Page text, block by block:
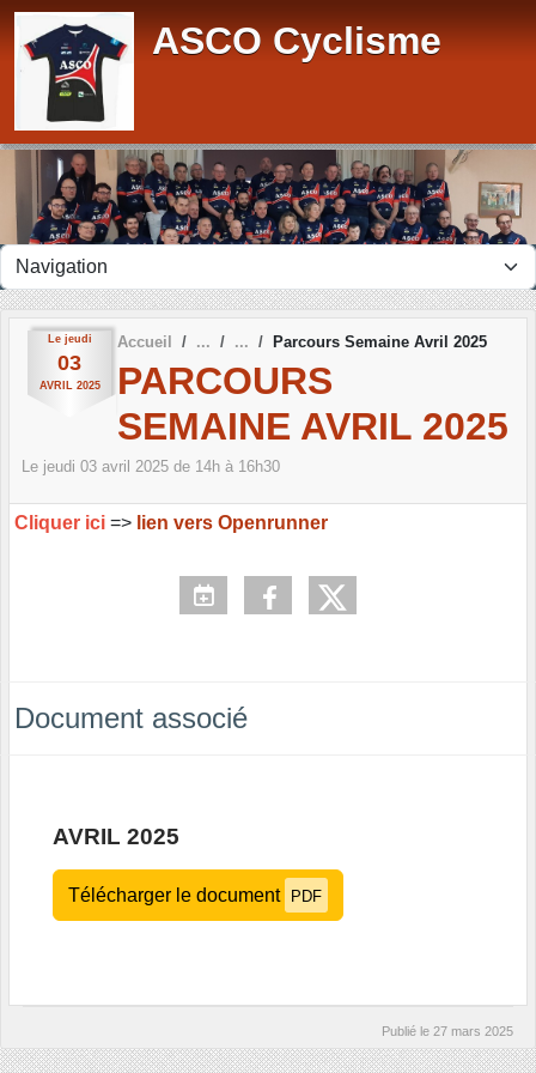
ASCO Cyclisme
Le jeudi
03
AVRIL 2025
Accueil Parcours Semaine Avril 2025
PARCOURS
SEMAINE AVRIL 2025
Le jeudi 03 avril 2025 de 14h à 16h30
Cliquer ici => lien vers Openrunner
Document associé
AVRIL 2025
Télécharger le document PDF
Publié le 27 mars 2025
Panneau de gestion des cookies